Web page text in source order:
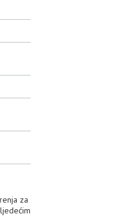
za